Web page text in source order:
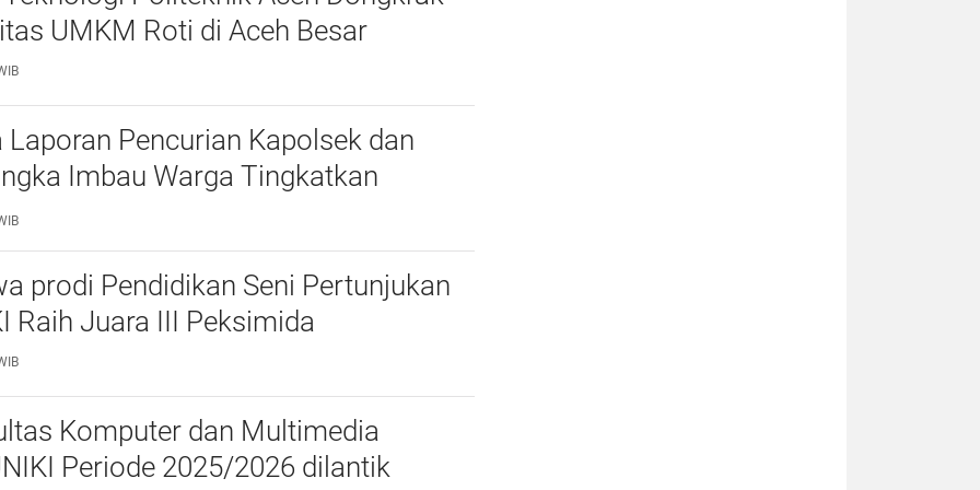
UMKM Roti di Aceh Besar
Laporan Pencurian Kapolsek dan
Imbau Warga Tingkatkan
prodi Pendidikan Seni Pertunjukan
Raih Juara III Peksimida
Komputer dan Multimedia
UNIKI Periode 2025/2026 dilantik